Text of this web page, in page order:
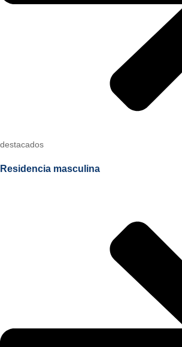
destacados
Residencia masculina